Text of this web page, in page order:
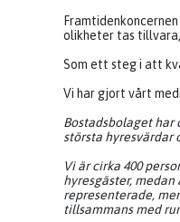
olikheter tas tillvara,
Som ett steg i att
Vi har gjort vårt
Bostadsbolaget har
största hyresvärdar
Vi är cirka 400
hyresgäster,
representerade,
tillsammans med